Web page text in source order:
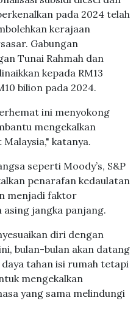
subsidi diesel dan
pada 2024 telah
kerajaan
Gabungan
Tunai Rahmah dan
kepada RM13
ini menyokong
mengekalkan
seperti Moody’s, S&P
penarafan kedaulatan
menjadi faktor
diri dengan
bulan-bulan akan datang
tahan isi rumah tetapi
mengekalkan
yang sama melindungi